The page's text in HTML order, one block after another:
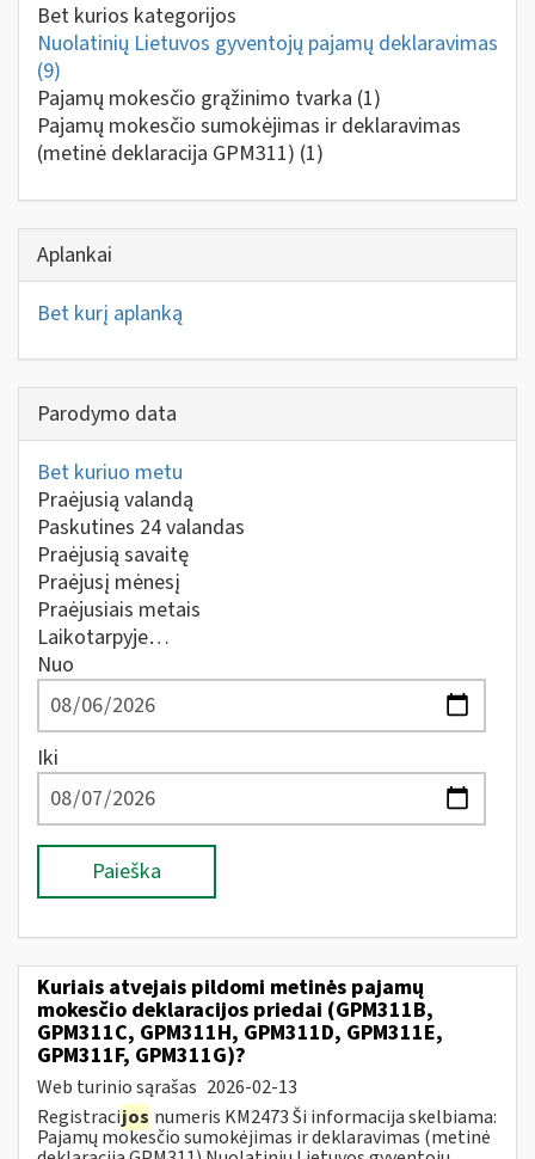
Bet kurios kategorijos
Nuolatinių Lietuvos gyventojų pajamų deklaravimas
(9)
Pajamų mokesčio grąžinimo tvarka (1)
Pajamų mokesčio sumokėjimas ir deklaravimas
(metinė deklaracija GPM311) (1)
Aplankai
Bet kurį aplanką
Parodymo data
Bet kuriuo metu
Praėjusią valandą
Paskutines 24 valandas
Praėjusią savaitę
Praėjusį mėnesį
Praėjusiais metais
Laikotarpyje…
Nuo
Iki
Paieška
Kuriais atvejais pildomi metinės pajamų
mokesčio deklaracijos priedai (GPM311B,
GPM311C, GPM311H, GPM311D, GPM311E,
GPM311F, GPM311G)?
Web turinio sąrašas 2026-02-13
Registracijos numeris KM2473 Ši informacija skelbiama:
Pajamų mokesčio sumokėjimas ir deklaravimas (metinė